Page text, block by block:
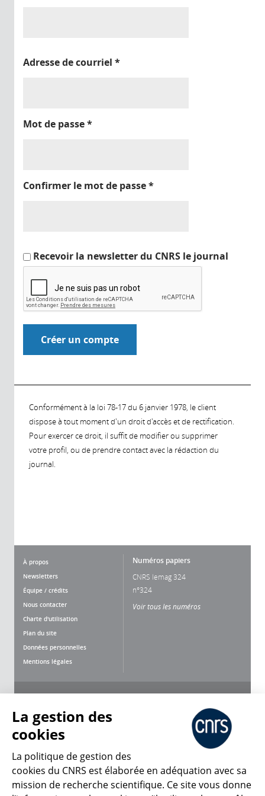
Adresse de courriel *
Mot de passe*
Confirmer le mot de passe*
Recevoir la newsletter du CNRS le journal
Conformément à la loi 78-17 du 6 janvier 1978, le client
dispose à tout moment d'un droit d'accès et de rectification.
Pour exercer ce droit, il suffit de modifier ou supprimer
votre profil, ou de prendre contact avec la rédaction du
journal.
À propos
Newsletters
Équipe / crédits
Nous contacter
Charte d'utilisation
Plan du site
Données personnelles
Mentions légales
Numéros papiers
CNRS lemag 324
n°324
Voir tous les numéros
CNRS Le Mag
La gestion des
cookies
La politique de gestion des
cookies du CNRS est élaborée en adéquation avec sa
mission de recherche scientifique. Ce site vous donne